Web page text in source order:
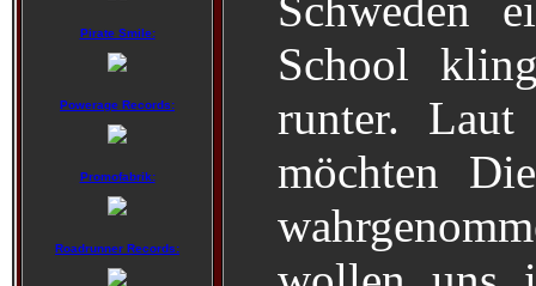
Pirate Smile:
Powerage Records:
Promofabrik:
Roadrunner Records:
School
runter. Laut
möchten